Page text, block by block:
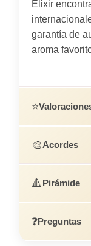
Elixir
garantía de
aroma
⭐
🎨Acordes
🔺Pirámide
❓Preguntas